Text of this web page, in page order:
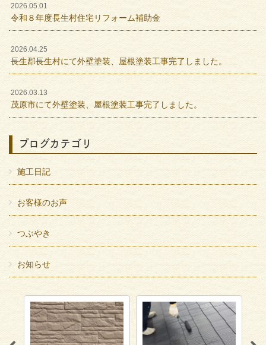
2026.05.01
令和８年度長生村住宅リフォーム補助金
2026.04.25
長生郡長生村にて外壁塗装、屋根塗装工事完了しました。
2026.03.13
茂原市にて外壁塗装、屋根塗装工事完了しました。
ブログカテゴリ
施工日記
お客様のお声
つぶやき
お知らせ